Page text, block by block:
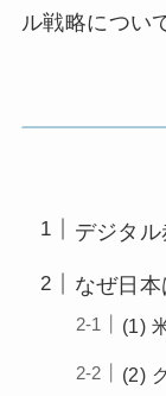
ル戦略につい
デジタ
なぜ日
(1)
(2)